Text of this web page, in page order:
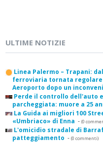
ULTIME NOTIZIE
Linea Palermo – Trapani:
ferroviaria tornata
Aeroporto dopo un
Perde il controllo dell'auto
parcheggiata: muore a 25
La Guida ai migliori 100
«Umbriaco» di Enna - (0
L'omicidio stradale di
patteggiamento - (0 commenti)